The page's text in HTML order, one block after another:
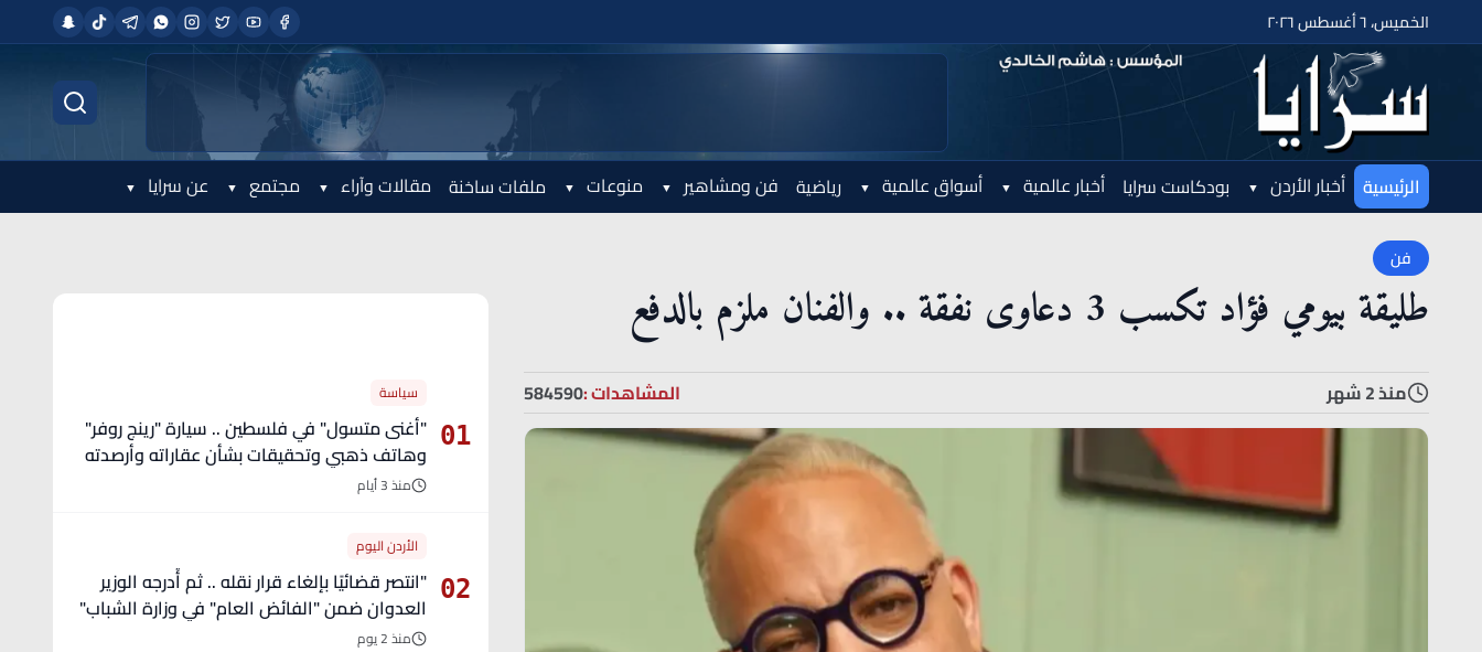
الخميس، ٦ أغسطس ٢٠٢٦
الرئيسية أخبار الأردن بودكاست سرايا أخبار عالمية أسواق عالمية رياضية فن ومشاهير منوعات ملفات ساخنة مقالات وآراء مجتمع عن سرايا
فن
طليقة بيومي فؤاد تكسب 3 دعاوى نفقة .. والفنان ملزم بالدفع
منذ 2 شهر المشاهدات :584590
01
سياسة
"أغنى متسول" في فلسطين .. سيارة "رينج روفر"
وهاتف ذهبي وتحقيقات بشأن عقاراته وأرصدته
منذ 3 أيام
02
الأردن اليوم
"انتصر قضائيًا بإلغاء قرار نقله .. ثم أُدرجه الوزير
العدوان ضمن "الفائض العام" في وزارة الشباب"
- تفاصيل
منذ 2 يوم